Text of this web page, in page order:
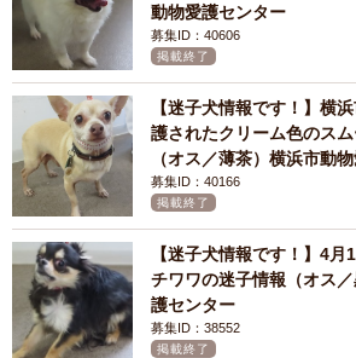
動物愛護センター
募集ID：40606
掲載終了
【迷子犬情報です！】横
護されたクリーム色のス
（オス／薄茶）横浜市動
募集ID：40166
掲載終了
【迷子犬情報です！】4
チワワの迷子情報（オス
護センター
募集ID：38552
掲載終了